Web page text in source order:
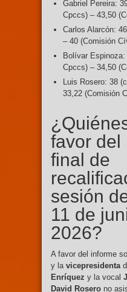
Gabriel Pereira:
Cpccs) – 43,50
Carlos Alarcón:
– 40 (Comisión
Bolívar
Cpccs) – 34,50
Luis Rosero: 38
33,22 (Comisión
favor del
final de
sesión
11 de
2026?
A favor del informe
y la vicepresidenta
Enríquez y la vocal
David Rosero no